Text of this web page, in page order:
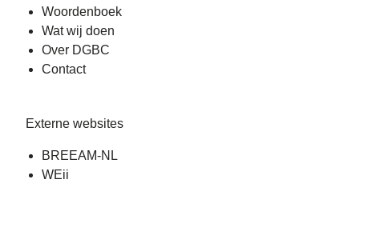
Woordenboek
Wat wij doen
Over DGBC
Contact
Externe websites
BREEAM-NL
WEii